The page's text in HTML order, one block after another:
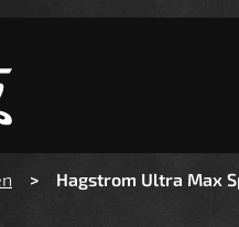
Zeige besser
Hagstrom Ultra Max